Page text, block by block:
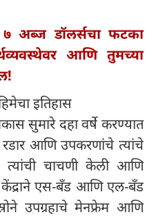
७ अब्ज डॉलर्सचा फटका
आणि तुमच्या
इतिहास
सुमारे दहा वर्षे करण्यात
आणि उपकरणांचे त्यांचे
चाचणी केली आणि
एस-बँड आणि एल-बँड
उपग्रहाचे मेनफ्रेम आणि